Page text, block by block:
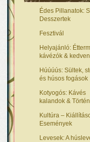
Édes Pillanatok:
Desszertek
Fesztivál
Helyajánló:
kávézók &
Húúúús: Sültek,
és húsos fogások
Kotyogós: Kávés
kalandok &
Kultúra –
Események
Levesek: A